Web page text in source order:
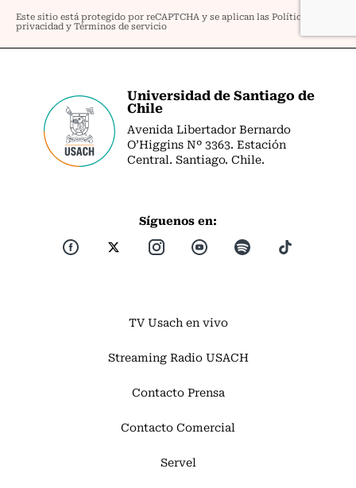
Universidad de Santiago de
Chile
Avenida Libertador Bernardo
O’Higgins Nº 3363. Estación
Central. Santiago. Chile.
Síguenos en:
TV Usach en vivo
Streaming Radio USACH
Contacto Prensa
Contacto Comercial
Servel